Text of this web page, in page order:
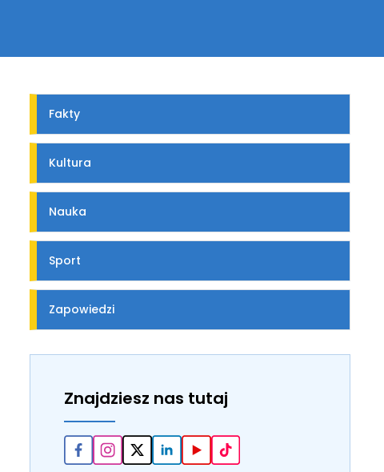
Fakty
Kultura
Nauka
Sport
Zapowiedzi
Znajdziesz nas tutaj